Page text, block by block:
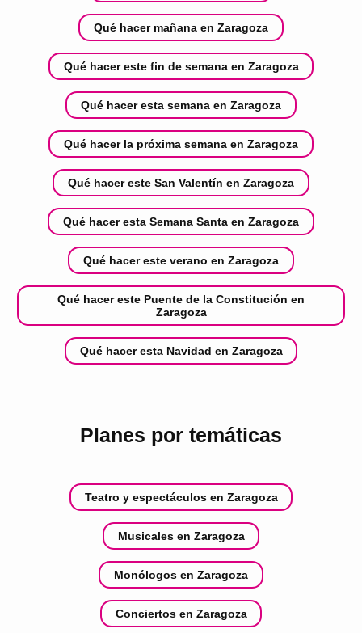
Qué hacer mañana en Zaragoza
Qué hacer este fin de semana en Zaragoza
Qué hacer esta semana en Zaragoza
Qué hacer la próxima semana en Zaragoza
Qué hacer este San Valentín en Zaragoza
Qué hacer esta Semana Santa en Zaragoza
Qué hacer este verano en Zaragoza
Qué hacer este Puente de la Constitución en
Zaragoza
Qué hacer esta Navidad en Zaragoza
Planes por temáticas
Teatro y espectáculos en Zaragoza
Musicales en Zaragoza
Monólogos en Zaragoza
Conciertos en Zaragoza